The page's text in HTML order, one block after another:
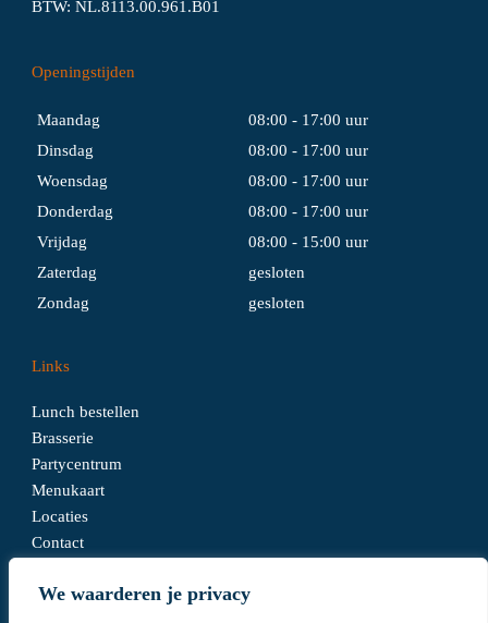
We waarderen je privacy
BTW: NL.8113.00.961.B01
Openingstijden
Maandag
08:00 - 17:00 uur
Dinsdag
08:00 - 17:00 uur
Woensdag
08:00 - 17:00 uur
Donderdag
08:00 - 17:00 uur
Vrijdag
08:00 - 15:00 uur
Zaterdag
gesloten
Zondag
gesloten
Links
Lunch bestellen
Brasserie
Partycentrum
Menukaart
Locaties
Contact